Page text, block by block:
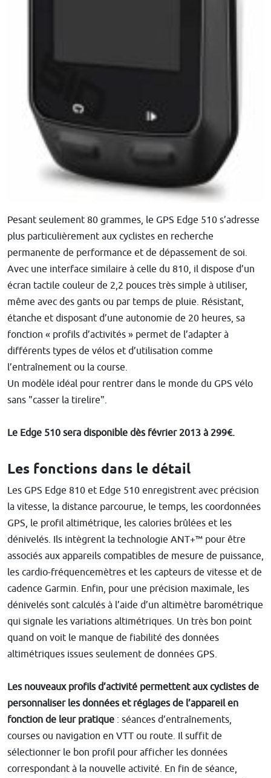
Pesant seulement 80 grammes, le GPS Edge 510 s’adresse
plus particulièrement aux cyclistes en recherche
permanente de performance et de dépassement de soi.
Avec une interface similaire à celle du 810, il dispose d’un
écran tactile couleur de 2,2 pouces très simple à utiliser,
même avec des gants ou par temps de pluie. Résistant,
étanche et disposant d’une autonomie de 20 heures, sa
fonction « profils d’activités » permet de l’adapter à
différents types de vélos et d’utilisation comme
l’entraînement ou la course.
Un modèle idéal pour rentrer dans le monde du GPS vélo
sans "casser la tirelire".
Le Edge 510 sera disponible dès février 2013 à 299€.
Les fonctions dans le détail
Les GPS Edge 810 et Edge 510 enregistrent avec précision
la vitesse, la distance parcourue, le temps, les coordonnées
GPS, le profil altimétrique, les calories brûlées et les
dénivelés. Ils intègrent la technologie ANT+™ pour être
associés aux appareils compatibles de mesure de puissance,
les cardio-fréquencemètres et les capteurs de vitesse et de
cadence Garmin. Enfin, pour une précision maximale, les
dénivelés sont calculés à l’aide d’un altimètre barométrique
qui signale les variations altimétriques. Un très bon point
quand on voit le manque de fiabilité des données
altimétriques issues seulement de données GPS.
Les nouveaux profils d’activité permettent aux cyclistes de
personnaliser les données et réglages de l’appareil en
fonction de leur pratique : séances d’entraînements,
courses ou navigation en VTT ou route. Il suffit de
sélectionner le bon profil pour afficher les données
correspondant à la nouvelle activité. En fin de séance,